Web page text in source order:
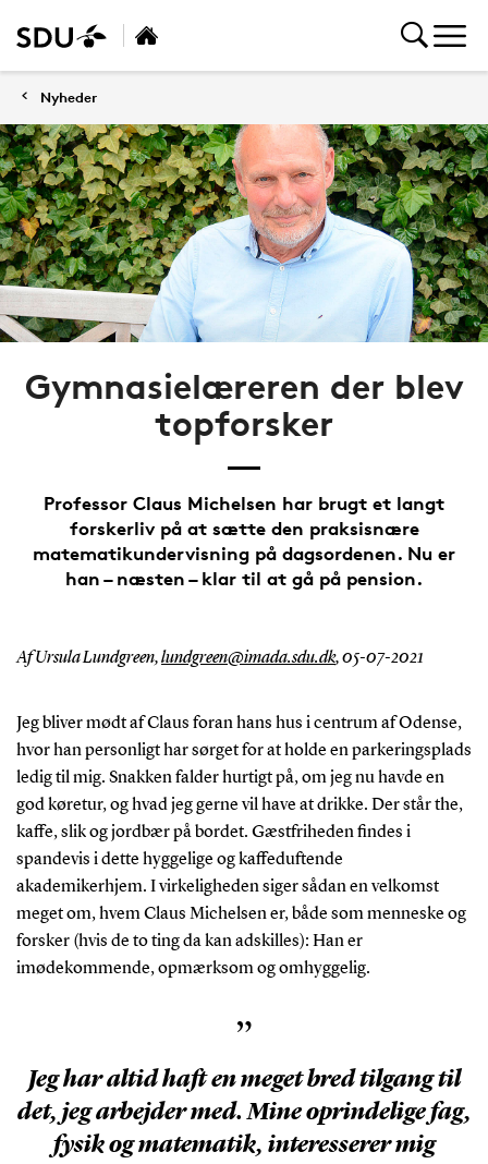
Nyheder
Gymnasielæreren der blev
topforsker
Professor Claus Michelsen har brugt et langt
forskerliv på at sætte den praksisnære
matematikundervisning på dagsordenen. Nu er
han – næsten – klar til at gå på pension.
Af Ursula Lundgreen,lundgreen@imada.sdu.dk,05-07-2021
Jeg bliver mødt af Claus foran hans hus i centrum af Odense,
hvor han personligt har sørget for at holde en parkeringsplads
ledig til mig. Snakken falder hurtigt på, om jeg nu havde en
god køretur, og hvad jeg gerne vil have at drikke. Der står the,
kaffe, slik og jordbær på bordet. Gæstfriheden findes i
spandevis i dette hyggelige og kaffeduftende
akademikerhjem. I virkeligheden siger sådan en velkomst
meget om, hvem Claus Michelsen er, både som menneske og
forsker (hvis de to ting da kan adskilles): Han er
imødekommende, opmærksom og omhyggelig.
”
Jeg har altid haft en meget bred tilgang til
det, jeg arbejder med. Mine oprindelige fag,
fysik og matematik, interesserer mig